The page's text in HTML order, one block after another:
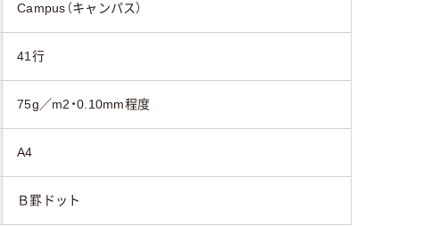
Campus（キャンパス）
41行
75g／m2・0.10mm程度
A4
Ｂ罫ドット